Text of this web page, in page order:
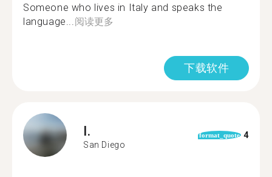
Someone who lives in Italy and speaks the
language...阅读更多
下载软件
I.
San Diego
format_quote 4